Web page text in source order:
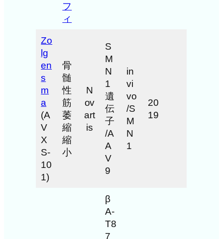
フ
ィ
Zo
lg
en
s
m
a
(A
V
X
S-
10
1)
骨
髄
性
筋
萎
縮
縮
小
N
ov
art
is
S
M
N
1
遺
伝
子
/A
A
V
9
in
vi
vo
/S
M
N
1
20
19
β
A-
T8
7